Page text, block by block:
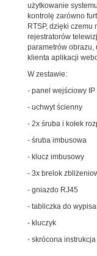
użytkowanie
kontrolę zarówno
RTSP, dzięki
rejestratorów
parametrów obrazu,
klienta aplikacji
W zestawie:
- panel wejściowy IP
- uchwyt ścienny
- 2x śruba i kołek
- śruba imbusowa
- klucz imbusowy
- 3x brelok
- gniazdo RJ45
- tabliczka do
- kluczyk
- skrócona instrukcja